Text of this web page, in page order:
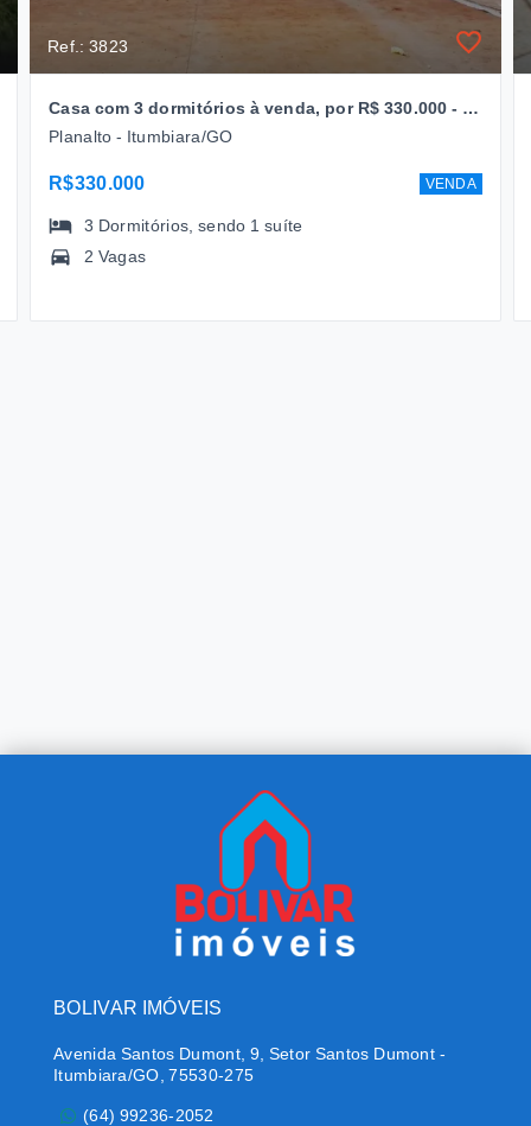
Ref.: 3823
Casa com 3 dormitórios à venda, por R$ 330.000 - Bairro Planalto - Itumbiara/GO
Planalto - Itumbiara/GO
R$330.000 VENDA
3 Dormitórios , sendo 1 suíte
2 Vagas
BOLIVAR IMÓVEIS
Avenida Santos Dumont, 9, Setor Santos Dumont -
Itumbiara/GO, 75530-275
(64) 99236-2052